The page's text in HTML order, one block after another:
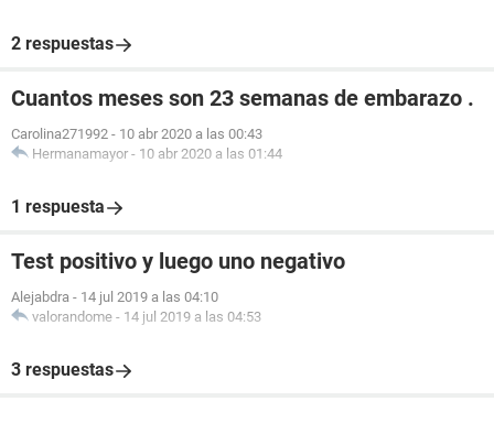
2 respuestas
Cuantos meses son 23 semanas de embarazo .
Carolina271992 - 10 abr 2020 a las 00:43
Hermanamayor - 10 abr 2020 a las 01:44
1 respuesta
Test positivo y luego uno negativo
Alejabdra - 14 jul 2019 a las 04:10
valorandome - 14 jul 2019 a las 04:53
3 respuestas